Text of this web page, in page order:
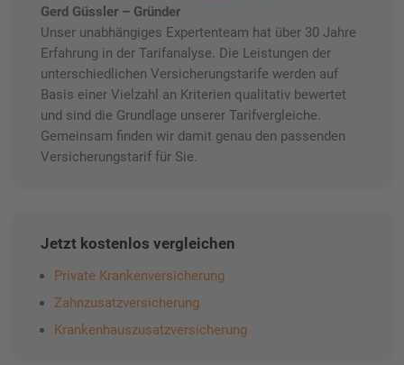
Gerd Güssler – Gründer
Unser unabhängiges Expertenteam hat über 30 Jahre
Erfahrung in der Tarifanalyse. Die Leistungen der
unterschiedlichen Versicherungstarife werden auf
Basis einer Vielzahl an Kriterien qualitativ bewertet
und sind die Grundlage unserer Tarifvergleiche.
Gemeinsam finden wir damit genau den passenden
Versicherungstarif für Sie.
Jetzt kostenlos vergleichen
Private Krankenversicherung
Zahnzusatzversicherung
Krankenhauszusatzversicherung